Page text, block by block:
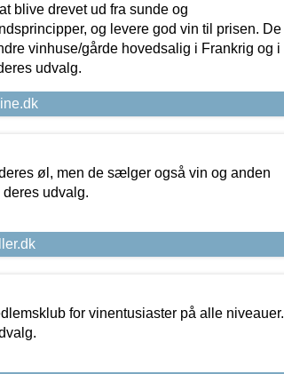
blive drevet ud fra sunde og
og levere god vin til prisen. De
vinhuse/gårde hovedsalig i Frankrig og i
udvalg.
øl, men de sælger også vin og anden
udvalg.
for vinentusiaster på alle niveauer.